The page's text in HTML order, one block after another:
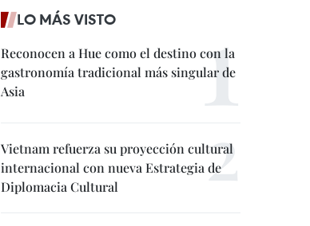
LO MÁS VISTO
Reconocen a Hue como el destino con la
gastronomía tradicional más singular de
Asia
Vietnam refuerza su proyección cultural
internacional con nueva Estrategia de
Diplomacia Cultural